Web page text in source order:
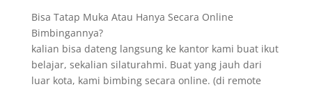
Bisa Tatap Muka Atau Hanya Secara Online
Bimbingannya?
kalian bisa dateng langsung ke kantor kami buat ikut
belajar, sekalian silaturahmi. Buat yang jauh dari
luar kota, kami bimbing secara online. (di remote